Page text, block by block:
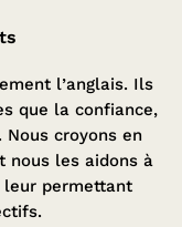
l’anglais. Ils
que la confiance,
croyons en
nous les aidons à
leur permettant